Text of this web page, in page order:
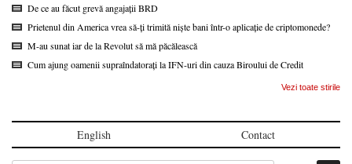
De ce au făcut grevă angajații BRD
Prietenul din America vrea să-ți trimită niște bani într-o aplicație de criptomonede?
M-au sunat iar de la Revolut să mă păcălească
Cum ajung oamenii supraîndatorați la IFN-uri din cauza Biroului de Credit
Vezi toate stirile
English Contact